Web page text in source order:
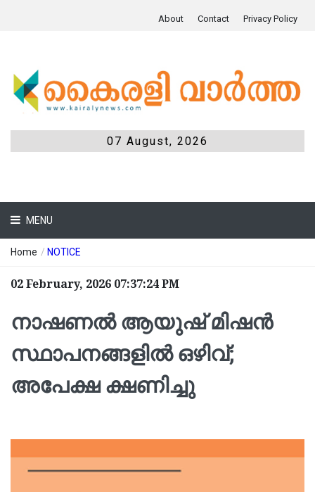
About Contact Privacy Policy
07 August, 2026
MENU
Home / NOTICE
02 February, 2026 07:37:24 PM
നാഷണൽ ആയുഷ് മിഷൻ
സ്ഥാപനങ്ങളിൽ ഒഴിവ്;
അപേക്ഷ ക്ഷണിച്ചു